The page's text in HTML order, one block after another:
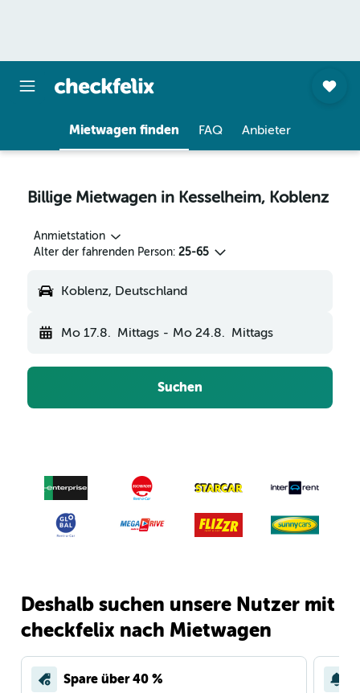
Mietwagen finden FAQ Anbieter
Billige Mietwagen in Kesselheim, Koblenz
Anmietstation
Alter der fahrenden Person: 25-65
Koblenz, Deutschland
Mo 17.8. Mittags - Mo 24.8. Mittags
Suchen
Deshalb suchen unsere Nutzer mit
checkfelix nach Mietwagen
Spare über 40 %